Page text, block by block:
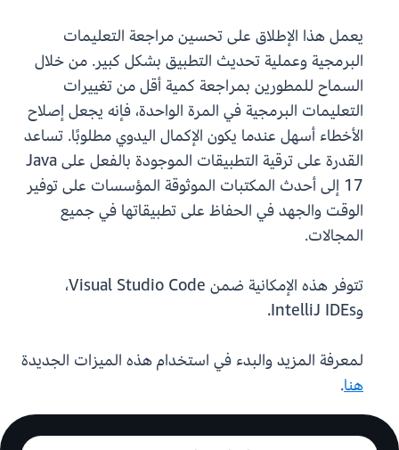
يعمل هذا الإطلاق على تحسين مراجعة التعليمات
البرمجية وعملية تحديث التطبيق بشكل كبير. من خلال
السماح للمطورين بمراجعة كمية أقل من تغييرات
التعليمات البرمجية في المرة الواحدة، فإنه يجعل إصلاح
الأخطاء أسهل عندما يكون الإكمال اليدوي مطلوبًا. تساعد
القدرة على ترقية التطبيقات الموجودة بالفعل على Java
17 إلى أحدث المكتبات الموثوقة المؤسسات على توفير
الوقت والجهد في الحفاظ على تطبيقاتها في جميع
المجالات.
تتوفر هذه الإمكانية ضمن Visual Studio Code،
وIntelliJ IDEs.
لمعرفة المزيد والبدء في استخدام هذه الميزات الجديدة
هنا.